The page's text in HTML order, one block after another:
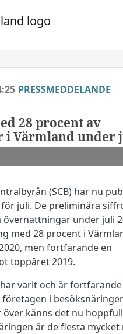
PRESSMEDDELANDE
28 procent av
i Värmland under
(SCB) har nu
juli. De preliminära
övernattningar under juli
med 28 procent i
men fortfarande en
toppåret 2019.
varit och är
i
känns det nu
är de flesta mycket